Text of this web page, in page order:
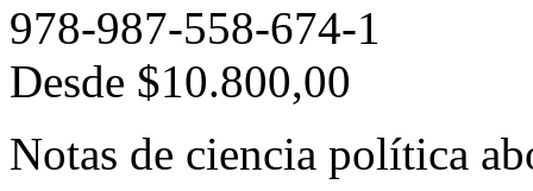
978-987-558-674-1
Desde $10.800,00
Notas de ciencia política